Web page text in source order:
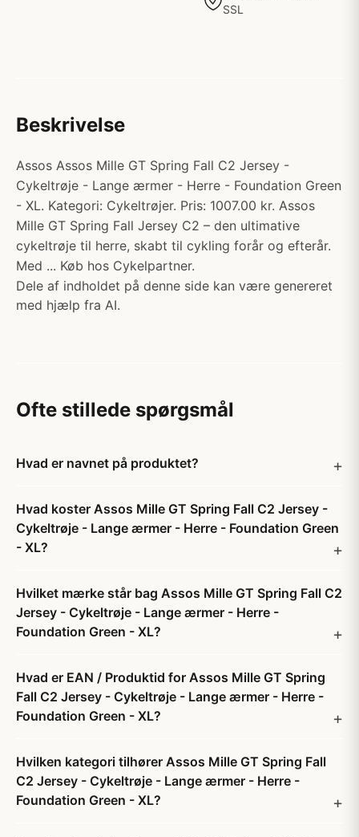
SSL
Beskrivelse
Assos Assos Mille GT Spring Fall C2 Jersey -
Cykeltrøje - Lange ærmer - Herre - Foundation Green
- XL. Kategori: Cykeltrøjer. Pris: 1007.00 kr. Assos
Mille GT Spring Fall Jersey C2 – den ultimative
cykeltrøje til herre, skabt til cykling forår og efterår.
Med ... Køb hos Cykelpartner.
Dele af indholdet på denne side kan være genereret
med hjælp fra AI.
Ofte stillede spørgsmål
Hvad er navnet på produktet?
Hvad koster Assos Mille GT Spring Fall C2 Jersey -
Cykeltrøje - Lange ærmer - Herre - Foundation Green
- XL?
Hvilket mærke står bag Assos Mille GT Spring Fall C2
Jersey - Cykeltrøje - Lange ærmer - Herre -
Foundation Green - XL?
Hvad er EAN / Produktid for Assos Mille GT Spring
Fall C2 Jersey - Cykeltrøje - Lange ærmer - Herre -
Foundation Green - XL?
Hvilken kategori tilhører Assos Mille GT Spring Fall
C2 Jersey - Cykeltrøje - Lange ærmer - Herre -
Foundation Green - XL?